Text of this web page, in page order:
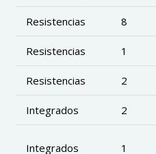
Resistencias 8
Resistencias 1
Resistencias 2
Integrados 2
Integrados 1